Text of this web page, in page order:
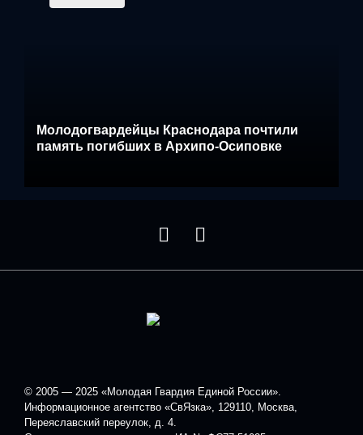
Молодогвардейцы Краснодара почтили
память погибших в Архипо-Осиповке
© 2005 — 2025 «Молодая Гвардия Единой России».
Информационное агентство «СвЯзка», 129110, Москва,
Переяславский переулок, д. 4.